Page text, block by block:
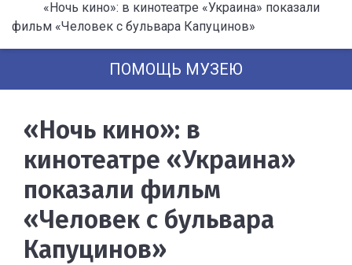
«Ночь кино»: в кинотеатре «Украина» показали
фильм «Человек с бульвара Капуцинов»
ПОМОЩЬ МУЗЕЮ
«Ночь кино»: в
кинотеатре «Украина»
показали фильм
«Человек с бульвара
Капуцинов»